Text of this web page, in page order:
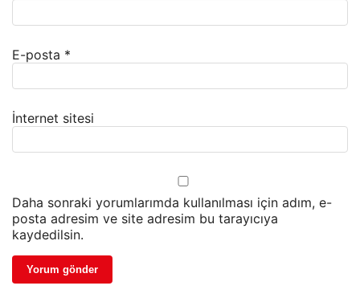
E-posta *
İnternet sitesi
Daha sonraki yorumlarımda kullanılması için adım, e-
posta adresim ve site adresim bu tarayıcıya
kaydedilsin.